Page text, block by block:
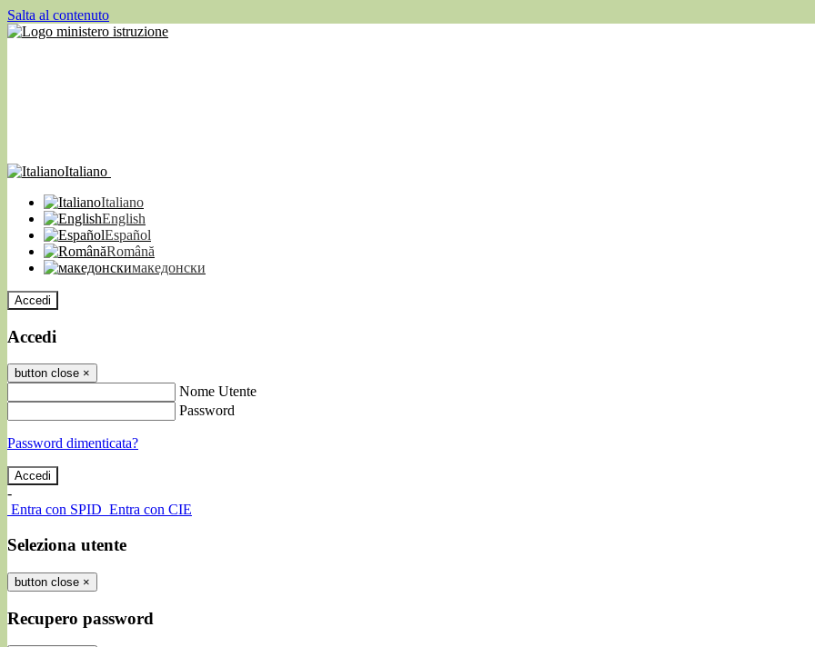
Salta al contenuto
Italiano
Italiano
English
Español
Română
македонски
Accedi
Accedi
button close ×
Nome Utente
Password
Password dimenticata?
-
Entra con SPID Entra con CIE
Seleziona utente
button close ×
Recupero password